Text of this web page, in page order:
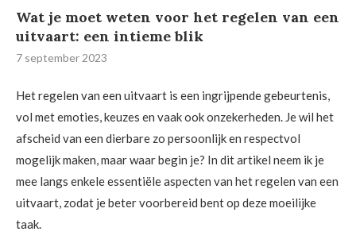
Wat je moet weten voor het regelen van een
uitvaart: een intieme blik
7 september 2023
Het regelen van een uitvaart is een ingrijpende gebeurtenis,
vol met emoties, keuzes en vaak ook onzekerheden. Je wil het
afscheid van een dierbare zo persoonlijk en respectvol
mogelijk maken, maar waar begin je? In dit artikel neem ik je
mee langs enkele essentiële aspecten van het regelen van een
uitvaart, zodat je beter voorbereid bent op deze moeilijke
taak.